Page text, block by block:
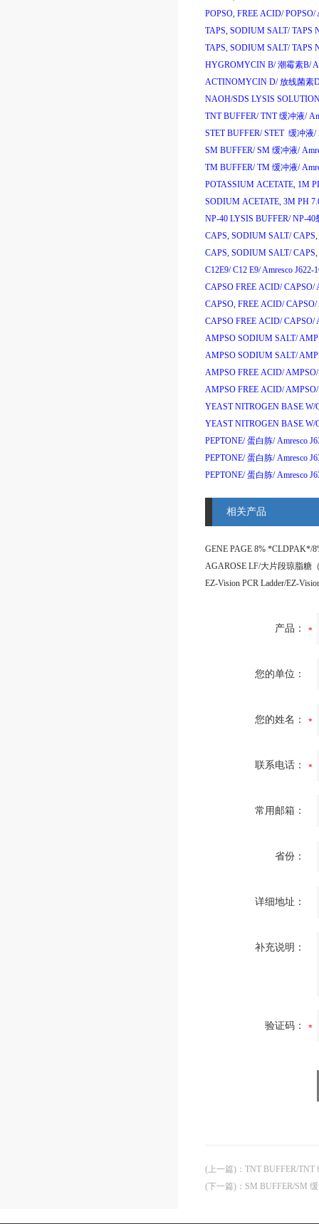
POPSO, FREE ACID/ POPSO/
TAPS, SODIUM SALT/ TAPS
TAPS, SODIUM SALT/ TAPS
HYGROMYCIN B/ 潮霉素B/
ACTINOMYCIN D/ 放线菌素
NAOH/SDS LYSIS
TNT BUFFER/ TNT缓冲液/
STET BUFFER/ STET 缓冲液/
SM BUFFER/ SM 缓冲液/
TM BUFFER/ TM 缓冲液/
POTASSIUM ACETATE, 1M
SODIUM ACETATE, 3M PH
NP-40 LYSIS BUFFER/ NP-40
CAPS, SODIUM SALT/ CAPS,
CAPS, SODIUM SALT/ CAPS,
C12E9/ C12 E9/Amresco J622-
CAPSO FREE ACID/ CAPSO/
CAPSO, FREE ACID/ CAPSO/
CAPSO FREE ACID/ CAPSO/
AMPSO SODIUM SALT/
AMPSO SODIUM SALT/
AMPSO FREE ACID/AMPSO/
AMPSO FREE ACID/AMPSO/
YEAST NITROGEN BASE
YEAST NITROGEN BASE
PEPTONE/ 蛋白胨/ Amresco
PEPTONE/ 蛋白胨/ Amresco
PEPTONE/ 蛋白胨/ Amresco
相关产品
产品：
您的单位：
您的姓名：
联系电话：
常用邮箱：
省份：
详细地址：
补充说明：
验证码：
(上一篇) ： TNT BUFFER/TNT
(下一篇) ： SM BUFFER/SM